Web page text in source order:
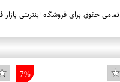
حقوق برای فروشگاه اینترنتی
7%